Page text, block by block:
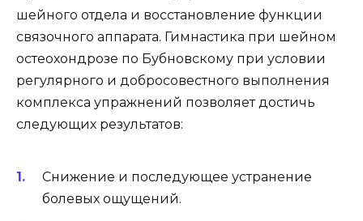
шейного отдела и восстановление функции
связочного аппарата. Гимнастика при шейном
остеохондрозе по Бубновскому при условии
регулярного и добросовестного выполнения
комплекса упражнений позволяет достичь
следующих результатов:
Снижение и последующее устранение
болевых ощущений.